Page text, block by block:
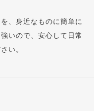
、身近なものに簡単に
いので、安心して日常
い。